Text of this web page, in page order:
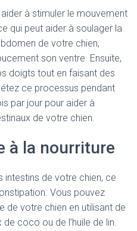
à stimuler le mouvement
qui peut aider à soulager la
de votre chien,
son ventre. Ensuite,
doigts tout en faisant des
ce processus pendant
par jour pour aider à
de votre chien.
à la nourriture
intestins de votre chien, ce
Vous pouvez
de votre chien en utilisant de
de coco ou de l’huile de lin.